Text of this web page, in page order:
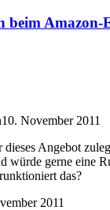
beim
10. November 2011
Angebot
würde gerne eine
das?
2011